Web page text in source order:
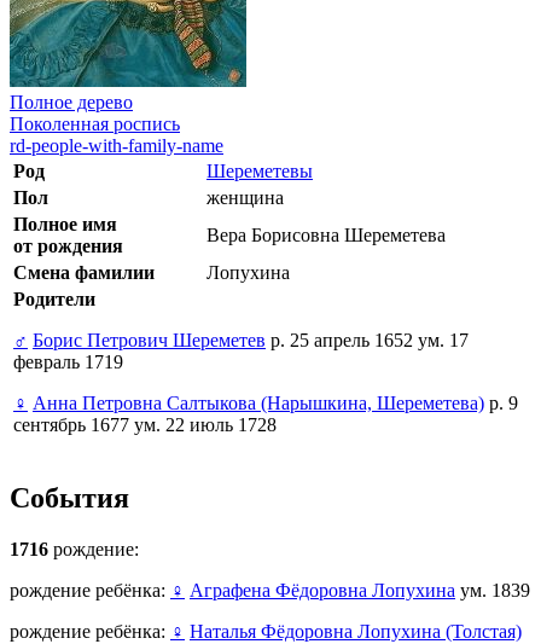
Полное дерево
Поколенная роспись
rd-people-with-family-name
Род
Шереметевы
Пол
женщина
Полное имя
от рождения
Вера Борисовна Шереметева
Смена фамилии
Лопухина
Родители
♂ Борис Петрович Шереметев р. 25 апрель 1652 ум. 17
февраль 1719
♀ Анна Петровна Салтыкова (Нарышкина, Шереметева) р. 9
сентябрь 1677 ум. 22 июль 1728
События
1716 рождение:
рождение ребёнка: ♀ Аграфена Фёдоровна Лопухина ум. 1839
рождение ребёнка: ♀ Наталья Фёдоровна Лопухина (Толстая)